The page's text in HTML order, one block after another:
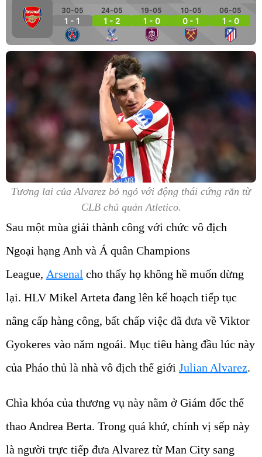
30-05
1 - 1
24-05
1 - 2
19-05
1 - 0
10-05
0 - 1
06-05
1 - 0
Tương lai của Alvarez bỏ ngỏ với động thái cứng rắn từ
CLB chủ quản Atletico.
Sau một mùa giải thành công với chức vô địch
Ngoại hạng Anh và Á quân Champions
League, Arsenal cho thấy họ không hề muốn dừng
lại. HLV Mikel Arteta đang lên kế hoạch tiếp tục
nâng cấp hàng công, bất chấp việc đã đưa về Viktor
Gyokeres vào năm ngoái. Mục tiêu hàng đầu lúc này
của Pháo thủ là nhà vô địch thế giới Julian Alvarez.
Chìa khóa của thương vụ này nằm ở Giám đốc thể
thao Andrea Berta. Trong quá khứ, chính vị sếp này
là người trực tiếp đưa Alvarez từ Man City sang